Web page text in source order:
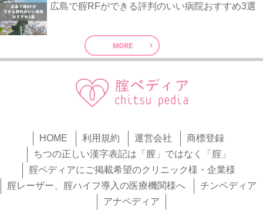
広島で腟RFができる評判のいい病院おすすめ3選
HOME 利用規約 運営会社
商標登録
ちつの正しい漢字表記は「膣」ではなく「腟」
腟ペディアにご掲載希望のクリニック様・企業様
腟レーザー、腟ハイフ導入の医療機関様へ
チンペディア
アナペディア